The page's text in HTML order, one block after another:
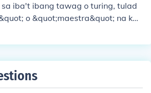
iba't ibang tawag o turing, tulad
o &quot;maestra&quot; na kad
&quot;guro&quot; o &quot;tagapa
maaari rin silang tawaging &quo